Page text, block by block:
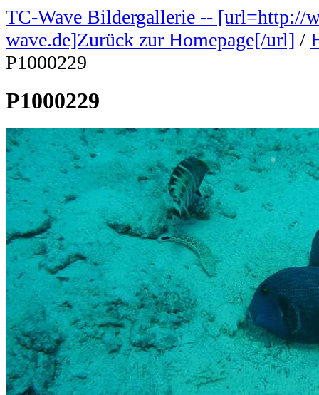
TC-Wave Bildergallerie -- [url=http://
wave.de]Zurück zur Homepage[/url] /
P1000229
P1000229